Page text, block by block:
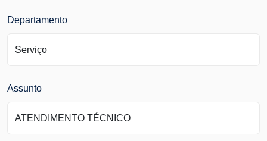
Departamento
Assunto